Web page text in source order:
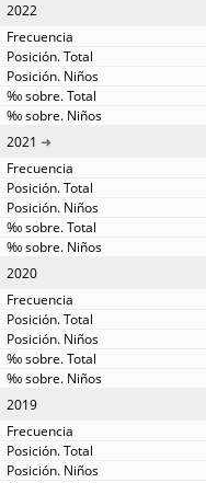
2022
2021
2020
2019